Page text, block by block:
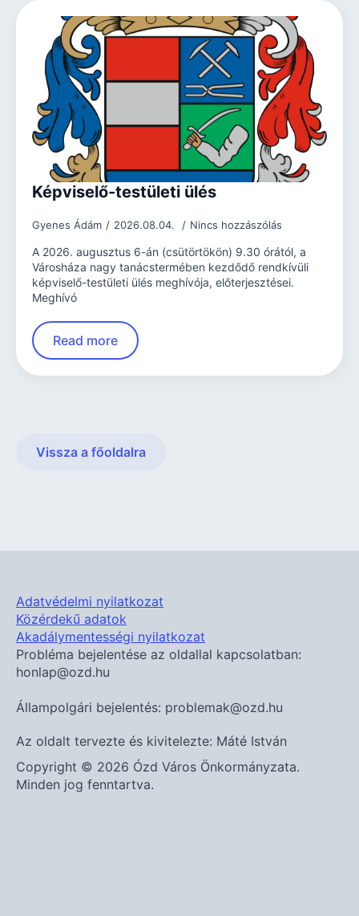
Képviselő-testületi ülés
Gyenes Ádám 2026.08.04. Nincs hozzászólás
A 2026. augusztus 6-án (csütörtökön) 9.30 órától, a
Városháza nagy tanácstermében kezdődő rendkívüli
képviselő-testületi ülés meghívója, előterjesztései.
Meghívó
Read more
Vissza a főoldalra
Adatvédelmi nyilatkozat
Közérdekű adatok
Akadálymentességi nyilatkozat
Probléma bejelentése az oldallal kapcsolatban:
honlap@ozd.hu
Állampolgári bejelentés: problemak@ozd.hu
Az oldalt tervezte és kivitelezte: Máté István
Copyright © 2026 Ózd Város Önkormányzata.
Minden jog fenntartva.